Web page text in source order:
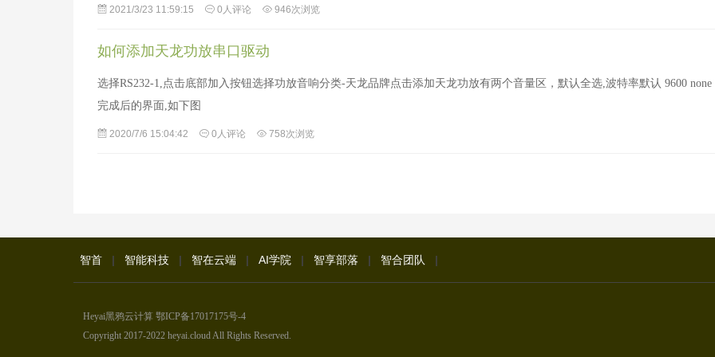
2021/3/23 11:59:15 0人评论 946次浏览
如何添加天龙功放串口驱动
选择RS232-1,点击底部加入按钮选择功放音响分类-天龙品牌点击添加天龙功放有两个音量区，默认全选,波特率默认 9600 none
完成后的界面,如下图
2020/7/6 15:04:42 0人评论 758次浏览
智首 | 智能科技 | 智在云端 | AI学院 | 智享部落 | 智合团队 |
Heyai黑鸦云计算 鄂ICP备17017175号-4
Copyright 2017-2022 heyai.cloud All Rights Reserved.